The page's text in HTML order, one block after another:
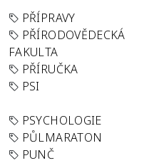
PŘÍPRAVY
PŘÍRODOVĚDECKÁ
FAKULTA
PŘÍRUČKA
PSI
PSYCHOLOGIE
PŮLMARATON
PUNČ